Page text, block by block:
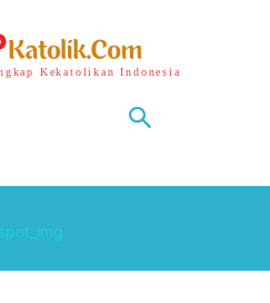
Kekatolikan Indonesia